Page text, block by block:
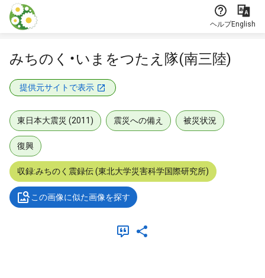
本文に飛ぶ
ヘルプEnglish
みちのく・いまをつたえ隊(南三陸)
提供元サイトで表示
東日本大震災 (2011) 震災への備え 被災状況
復興
収録:みちのく震録伝 (東北大学災害科学国際研究所)
この画像に似た画像を探す